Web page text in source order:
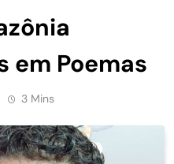
em Poemas
3 Mins